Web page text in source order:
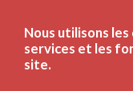
Nous utilisons
services et les
site.